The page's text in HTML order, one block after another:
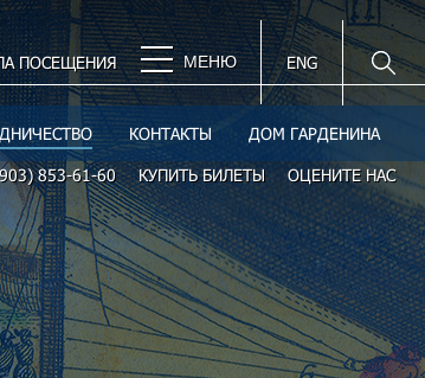
ПОСЕЩЕНИЯ МЕНЮ ENG
КОНТАКТЫ ДОМ ГАРДЕНИНА
853-61-60 КУПИТЬ БИЛЕТЫ ОЦЕНИТЕ НАС